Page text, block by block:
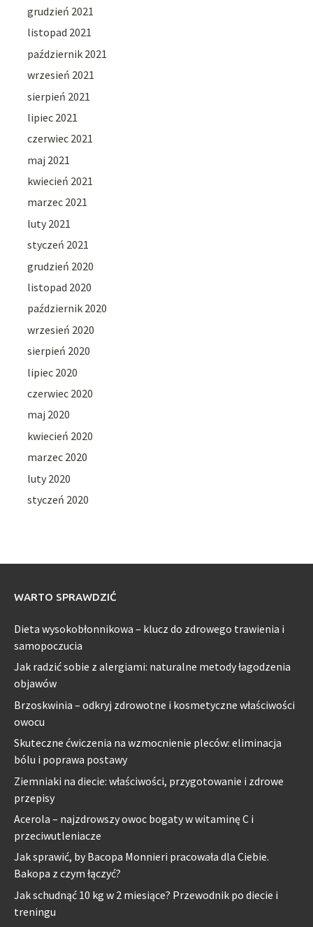
grudzień 2021
listopad 2021
październik 2021
wrzesień 2021
sierpień 2021
lipiec 2021
czerwiec 2021
maj 2021
kwiecień 2021
marzec 2021
luty 2021
styczeń 2021
grudzień 2020
listopad 2020
październik 2020
wrzesień 2020
sierpień 2020
lipiec 2020
czerwiec 2020
maj 2020
kwiecień 2020
marzec 2020
luty 2020
styczeń 2020
WARTO SPRAWDZIĆ
Dieta wysokobłonnikowa – klucz do zdrowego trawienia i
samopoczucia
Jak radzić sobie z alergiami: naturalne metody łagodzenia
objawów
Brzoskwinia – odkryj zdrowotne i kosmetyczne właściwości
owocu
Skuteczne ćwiczenia na wzmocnienie pleców: eliminacja
bólu i poprawa postawy
Ziemniaki na diecie: właściwości, przygotowanie i zdrowe
przepisy
Acerola – najzdrowszy owoc bogaty w witaminę C i
przeciwutleniacze
Jak sprawić, by Bacopa Monnieri pracowała dla Ciebie.
Bakopa z czym łączyć?
Jak schudnąć 10 kg w 2 miesiące? Przewodnik po diecie i
treningu